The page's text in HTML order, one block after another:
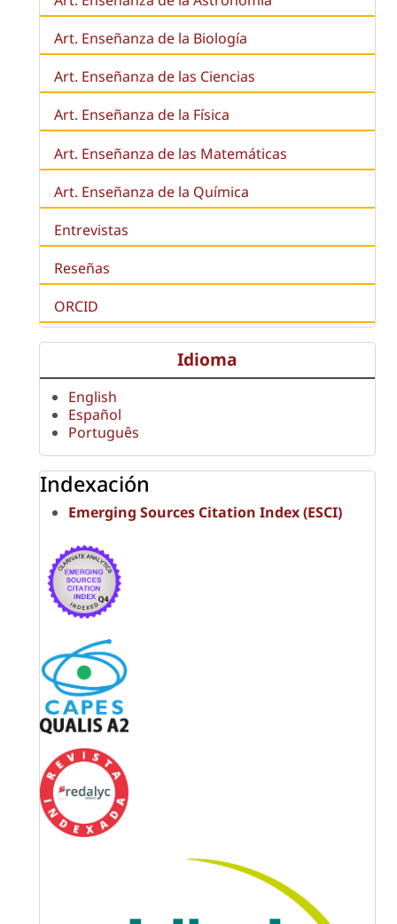
Art. Enseñanza de la Biología
Art. Enseñanza de las Ciencias
Art. Enseñanza de la Física
Art. Enseñanza de las Matemáticas
Art. Enseñanza de la Química
Entrevistas
Reseñas
ORCID
Idioma
English
Español
Português
Indexación
Emerging Sources Citation Index (ESCI)